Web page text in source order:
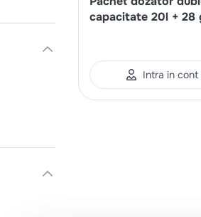
capacitate 20l + 28
Intra in cont